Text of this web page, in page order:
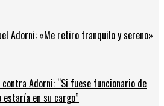
Adorni: «Me retiro tranquilo y sereno»
Adorni: “Si fuese funcionario de
estaría en su cargo”